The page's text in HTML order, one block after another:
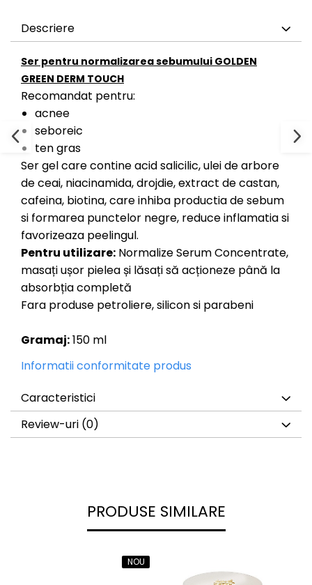
Descriere
Ser pentru normalizarea sebumului GOLDEN
GREEN DERM TOUCH
Recomandat pentru:
acnee
seboreic
ten gras
Ser gel care contine acid salicilic, ulei de arbore
de ceai, niacinamida, drojdie, extract de castan,
cafeina, biotina, care inhiba productia de sebum
si formarea punctelor negre, reduce inflamatia si
favorizeaza peelingul.
Pentru utilizare: Normalize Serum Concentrate,
masați ușor pielea și lăsați să acționeze până la
absorbția completă
Fara produse petroliere, silicon si parabeni
Gramaj:150 ml
Informatii conformitate produs
Caracteristici
Review-uri (0)
PRODUSE SIMILARE
NOU